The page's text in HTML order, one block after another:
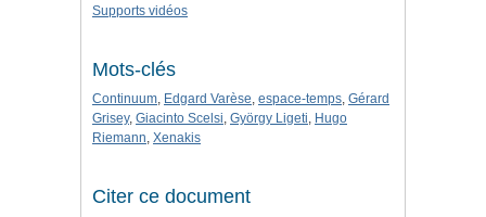
Supports vidéos
Mots-clés
Continuum, Edgard Varèse, espace-temps, Gérard
Grisey, Giacinto Scelsi, György Ligeti, Hugo
Riemann, Xenakis
Citer ce document